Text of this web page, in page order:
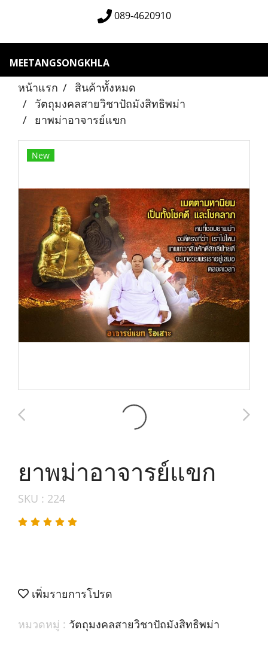
089-4620910
MEETANGSONGKHLA
หน้าแรก
สินค้าทั้งหมด
วัตถุมงคลสายวิชาปัถมังสิทธิพม่า
ยาพม่าอาจารย์แขก
New
ยาพม่าอาจารย์แขก
SKU : 224
เพิ่มรายการโปรด
หมวดหมู่ : วัตถุมงคลสายวิชาปัถมังสิทธิพม่า